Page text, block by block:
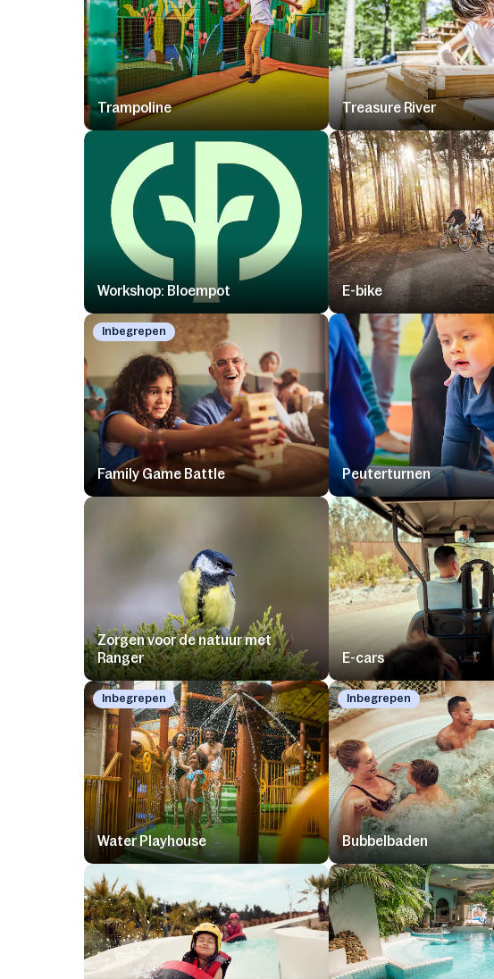
Trampoline Treasure River
Workshop: Bloempot E-bike
Inbegrepen
Family Game Battle Peuterturnen
Zorgen voor de natuur met
Ranger
E-cars
Inbegrepen
Water Playhouse
Inbegrepen
Bubbelbaden